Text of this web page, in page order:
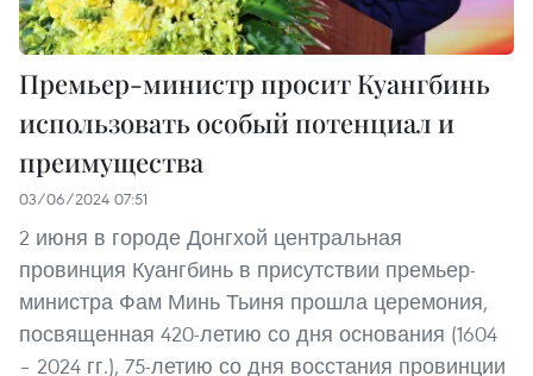
Премьер-министр просит Куангбинь
использовать особый потенциал и
преимущества
03/06/2024 07:51
2 июня в городе Донгхой центральная
провинция Куангбинь в присутствии премьер-
министра Фам Минь Тьиня прошла церемония,
посвященная 420-летию со дня основания (1604
– 2024 гг.), 75-летию со дня восстания провинции